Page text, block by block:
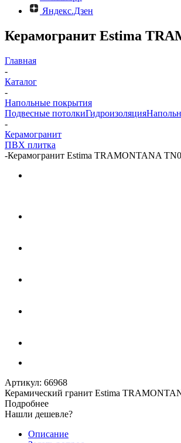
Яндекс.Дзен
Керамогранит Estima
Главная
-
Каталог
-
Напольные покрытия
Подвесные потолкиГидроизоляция
-
Керамогранит
ПВХ плитка
-Керамогранит Estima TRAMONTANA
Артикул: 66968
Керамический гранит Estima
Подробнее
Нашли дешевле?
Описание